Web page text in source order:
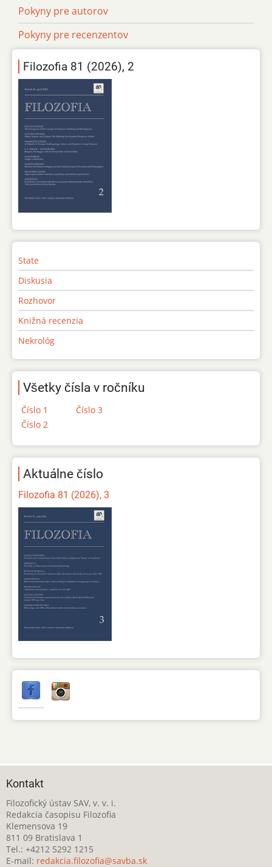
Pokyny pre autorov
Pokyny pre recenzentov
Filozofia 81 (2026), 2
State
Diskusia
Rozhovor
Knižná recenzia
Nekrológ
Všetky čísla v ročníku
Číslo 1
Číslo 2
Číslo 3
Aktuálne číslo
Filozofia 81 (2026), 3
Kontakt
Filozofický ústav SAV, v. v. i.
Redakcia časopisu Filozofia
Klemensova 19
811 09 Bratislava 1
Tel.: +4212 5292 1215
E-mail: redakcia.filozofia@savba.sk